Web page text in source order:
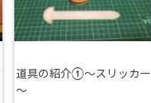
道具の紹介①～スリッカー
～